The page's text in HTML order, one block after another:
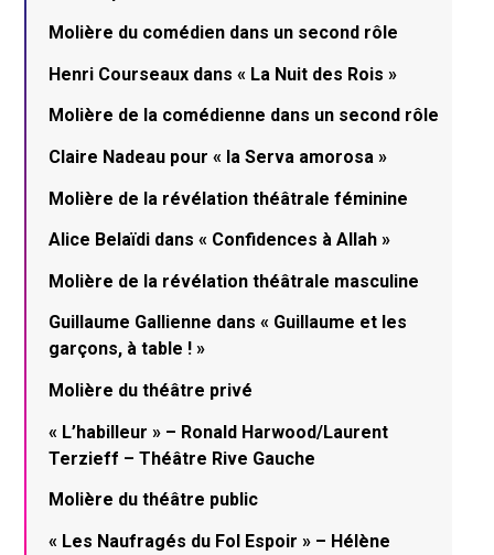
Molière du comédien dans un second rôle
Henri Courseaux dans « La Nuit des Rois »
Molière de la comédienne dans un second rôle
Claire Nadeau pour « la Serva amorosa »
Molière de la révélation théâtrale féminine
Alice Belaïdi dans « Confidences à Allah »
Molière de la révélation théâtrale masculine
Guillaume Gallienne dans « Guillaume et les
garçons, à table ! »
Molière du théâtre privé
« L’habilleur » – Ronald Harwood/Laurent
Terzieff – Théâtre Rive Gauche
Molière du théâtre public
« Les Naufragés du Fol Espoir » – Hélène